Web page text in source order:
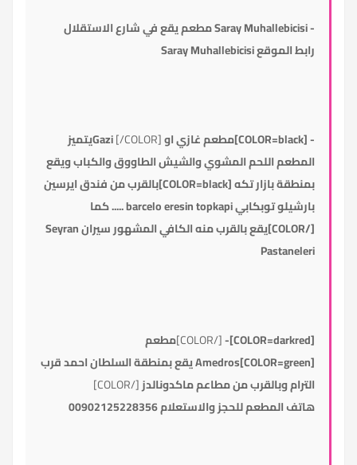
- Saray Muhallebicisi
مطعم يقع في شارع الاستقلال
رابط الموقعSaray Muhallebicisi
-[COLOR=black]مطعم غازي او[/COLOR]
يتميز
المطعم اللحم المشوي والشيش الطاووق والكبابويقع
بمنطقة بازار تكه [COLOR=black]بالقرب من فندق ايرسين
بارشيلو توبكابي barcelo eresin topkapi ..... كما
[/COLOR]يقع بالقرب منه الكافي المشهور سيران
Seyran
Pastaneleri
[COLOR=darkred]-
[/COLOR]
مطعم
[COLOR=green]Amedros
يقع بمنطقة السلطان احمد قرب
الترام وبالقرب من مطاعم ماكدونالدز[/COLOR]
هاتف المطعم للحجز والاستعلام 00902125228356